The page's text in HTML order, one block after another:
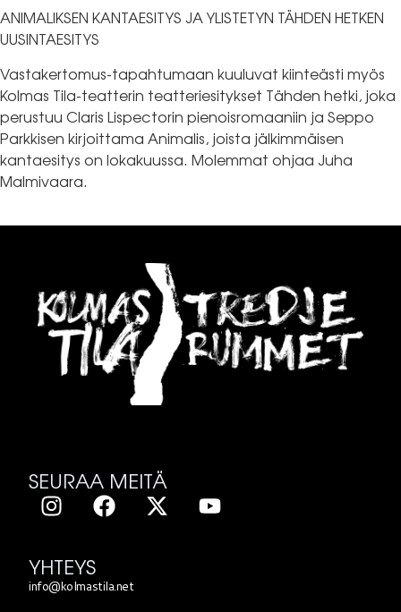
ANIMALIKSEN KANTAESITYS JA YLISTETYN TÄHDEN HETKEN
UUSINTAESITYS
Vastakertomus-tapahtumaan kuuluvat kiinteästi myös
Kolmas Tila-teatterin teatteriesitykset Tähden hetki, joka
perustuu Claris Lispectorin pienoisromaaniin ja Seppo
Parkkisen kirjoittama Animalis, joista jälkimmäisen
kantaesitys on lokakuussa. Molemmat ohjaa Juha
Malmivaara.
SEURAA MEITÄ
YHTEYS
info@kolmastila.net